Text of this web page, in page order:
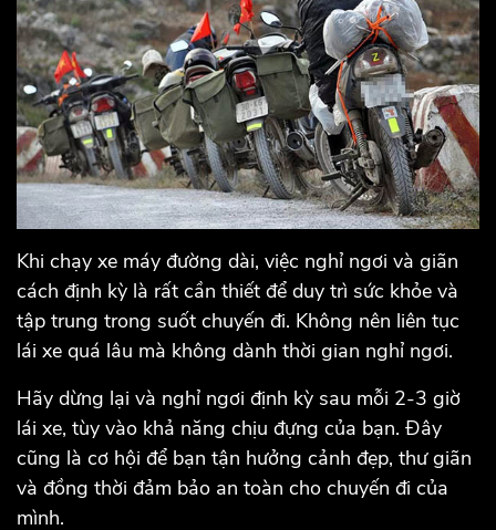
Khi chạy xe máy đường dài, việc nghỉ ngơi và giãn
cách định kỳ là rất cần thiết để duy trì sức khỏe và
tập trung trong suốt chuyến đi. Không nên liên tục
lái xe quá lâu mà không dành thời gian nghỉ ngơi.
Hãy dừng lại và nghỉ ngơi định kỳ sau mỗi 2-3 giờ
lái xe, tùy vào khả năng chịu đựng của bạn. Đây
cũng là cơ hội để bạn tận hưởng cảnh đẹp, thư giãn
và đồng thời đảm bảo an toàn cho chuyến đi của
mình.